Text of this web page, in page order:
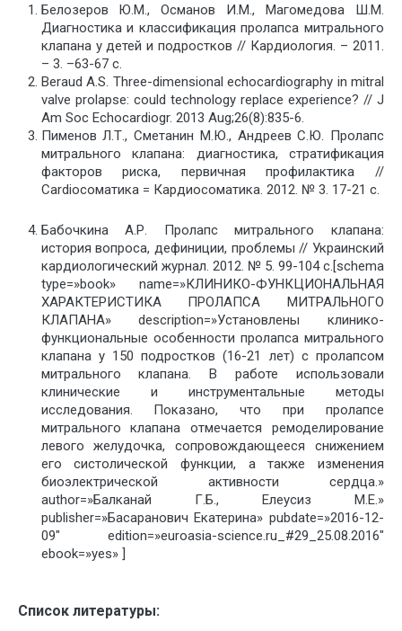
Белозеров Ю.М., Османов И.М., Магомедова Ш.М.
Диагностика и классификация пролапса митрального
клапана у детей и подростков // Кардиология. – 2011.
– 3. –63-67 с.
Beraud A.S. Three-dimensional echocardiography in mitral
valve prolapse: could technology replace experience? // J
Am Soc Echocardiogr. 2013 Aug;26(8):835-6.
Пименов Л.Т., Сметанин М.Ю., Андреев С.Ю. Пролапс
митрального клапана: диагностика, стратификация
факторов риска, первичная профилактика //
Cardioсоматика = Кардиосоматика. 2012. № 3. 17-21 с.
Бабочкина А.Р. Пролапс митрального клапана:
история вопроса, дефиниции, проблемы // Украинский
кардиологический журнал. 2012. № 5. 99-104 с.[schema
type=»book» name=»КЛИНИКО-ФУНКЦИОНАЛЬНАЯ
ХАРАКТЕРИСТИКА ПРОЛАПСА МИТРАЛЬНОГО
КЛАПАНА» description=»Установлены клинико-
функциональные особенности пролапса митрального
клапана у 150 подростков (16-21 лет) с пролапсом
митрального клапана. В работе использовали
клинические и инструментальные методы
исследования. Показано, что при пролапсе
митрального клапана отмечается ремоделирование
левого желудочка, сопровождающееся снижением
его систолической функции, а также изменения
биоэлектрической активности сердца.»
author=»Балканай Г.Б., Елеусиз М.Е.»
publisher=»Басаранович Екатерина» pubdate=»2016-12-
09″ edition=»euroasia-science.ru_#29_25.08.2016″
ebook=»yes» ]
Список литературы: